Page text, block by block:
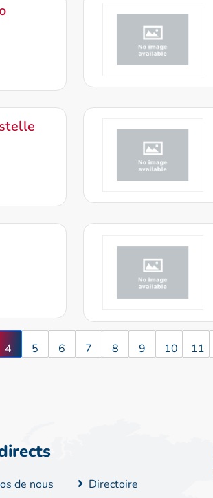
4 5 6 7 8 9 10 11
de nous
Directoire